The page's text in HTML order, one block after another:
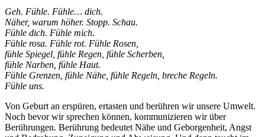
Geh. Fühle. Fühle… dich.
Näher, warum höher. Stopp. Schau.
Fühle dich. Fühle mich.
Fühle rosa. Fühle rot. Fühle Rosen,
fühle Spiegel, fühle Regen, fühle Scherben,
fühle Narben, fühle Haut.
Fühle Grenzen, fühle Nähe, fühle Regeln, breche Regeln.
Fühle uns.
Von Geburt an erspüren, ertasten und berühren wir unsere Umwelt.
Noch bevor wir sprechen können, kommunizieren wir über
Berührungen. Berührung bedeutet Nähe und Geborgenheit, Angst